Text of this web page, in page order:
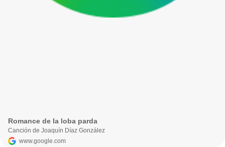
Romance de la loba parda
Canción de Joaquín Díaz González
www.google.com